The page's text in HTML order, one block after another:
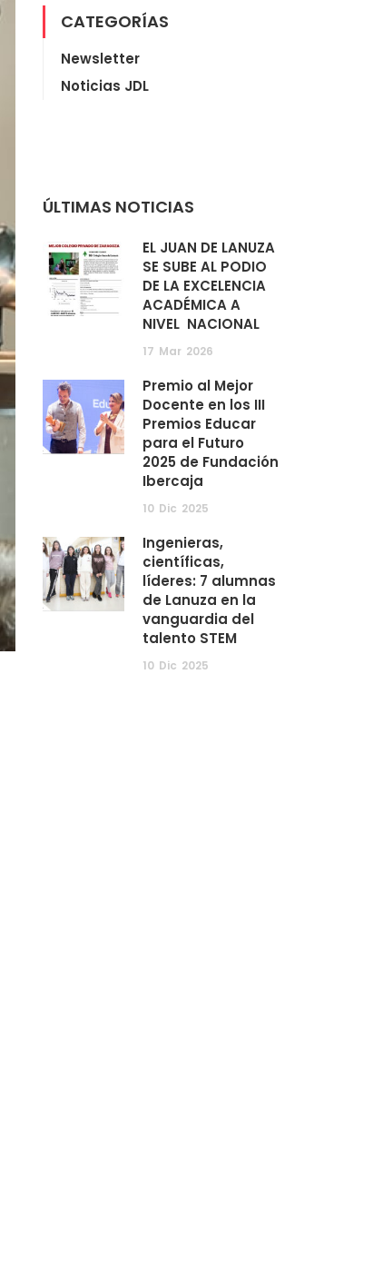
CATEGORÍAS
Newsletter
Noticias JDL
ÚLTIMAS NOTICIAS
EL JUAN DE LANUZA
SE SUBE AL PODIO
DE LA EXCELENCIA
ACADÉMICA A
NIVEL NACIONAL
17 Mar 2026
Premio al Mejor
Docente en los III
Premios Educar
para el Futuro
2025 de Fundación
Ibercaja
10 Dic 2025
Ingenieras,
científicas,
líderes: 7 alumnas
de Lanuza en la
vanguardia del
talento STEM
10 Dic 2025